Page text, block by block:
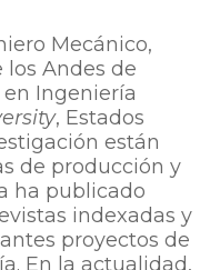
Mecánico,
los Andes de
Ingeniería
, Estados
están
de producción y
ha publicado
indexadas y
proyectos de
En la actualidad,